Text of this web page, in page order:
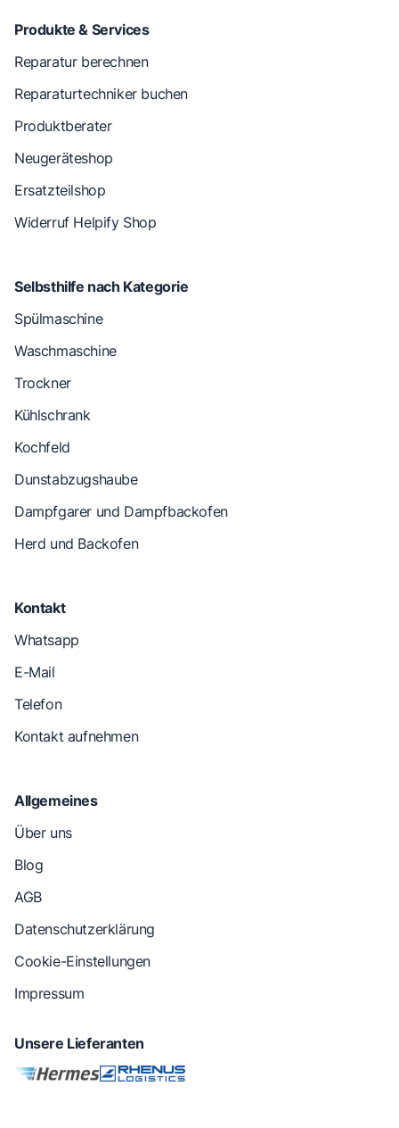
Produkte & Services
Reparatur berechnen
Reparaturtechniker buchen
Produktberater
Neugeräteshop
Ersatzteilshop
Widerruf Helpify Shop
Selbsthilfe nach Kategorie
Spülmaschine
Waschmaschine
Trockner
Kühlschrank
Kochfeld
Dunstabzugshaube
Dampfgarer und Dampfbackofen
Herd und Backofen
Kontakt
Whatsapp
E-Mail
Telefon
Kontakt aufnehmen
Allgemeines
Über uns
Blog
AGB
Datenschutzerklärung
Cookie-Einstellungen
Impressum
Unsere Lieferanten